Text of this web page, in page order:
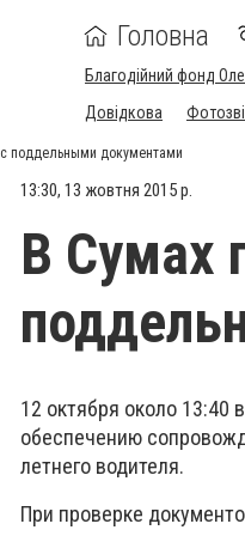
Головна
Благодійний фонд
Довідкова
поддельными документами
13:30, 13 жовтня 2015 р.
В Сумах
12 октября около 13:40
обеспечению
летнего водителя.
При проверке